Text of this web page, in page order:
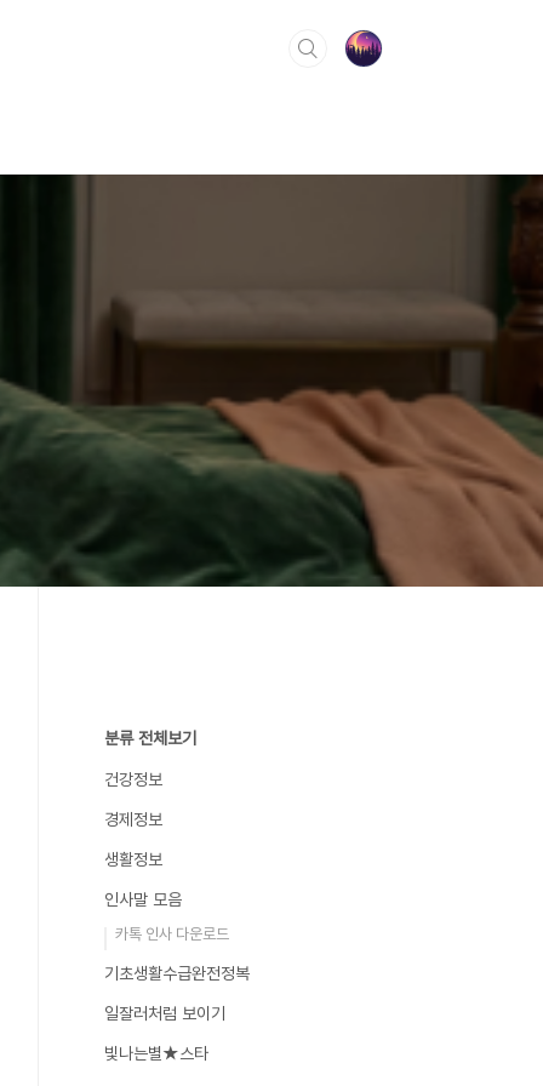
분류 전체보기
건강정보
경제정보
생활정보
인사말 모음
카톡 인사 다운로드
기초생활수급완전정복
일잘러처럼 보이기
빛나는별★스타